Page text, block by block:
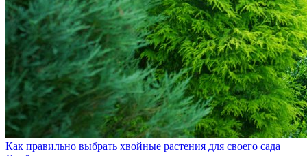
Как правильно выбрать хвойные растения для своего сада